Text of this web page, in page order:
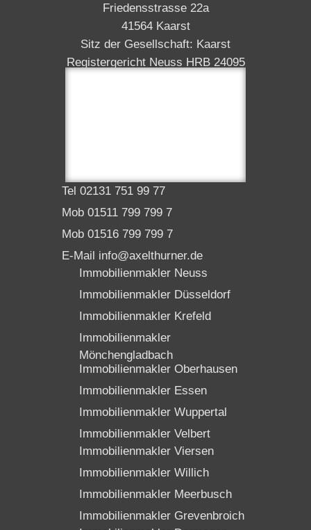
Friedensstrasse 22a
41564 Kaarst
Sitz der Gesellschaft: Kaarst
Registergericht Neuss HRB 24095
Tel 02131 751 99 77
Mob 01511 799 799 7
Mob 01516 799 799 7
E-Mail info@axelthurner.de
Immobilienmakler Neuss
Immobilienmakler Düsseldorf
Immobilienmakler Krefeld
Immobilienmakler
Mönchengladbach
Immobilienmakler Oberhausen
Immobilienmakler Essen
Immobilienmakler Wuppertal
Immobilienmakler Velbert
Immobilienmakler Viersen
Immobilienmakler Willich
Immobilienmakler Meerbusch
Immobilienmakler Grevenbroich